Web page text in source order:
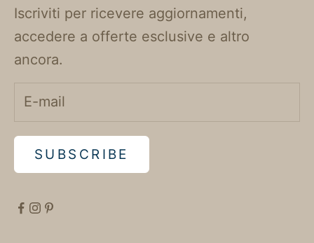
Iscriviti per ricevere aggiornamenti,
accedere a offerte esclusive e altro
ancora.
SUBSCRIBE